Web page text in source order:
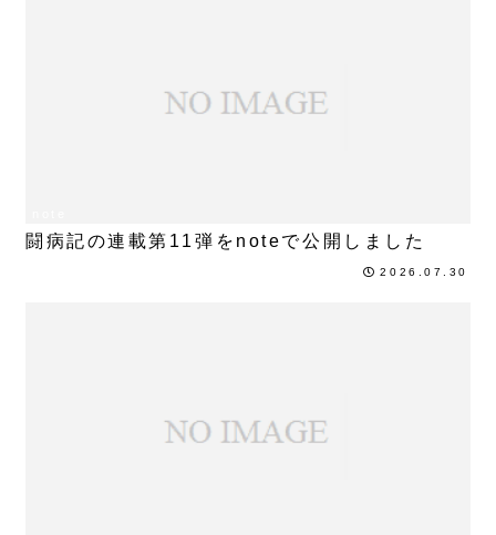
闘病記の連載第11弾をnoteで公開しました
2026.07.30